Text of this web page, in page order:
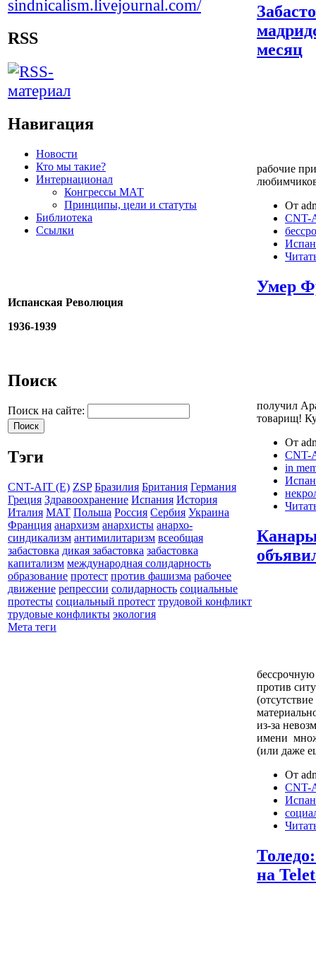
RSS
Навигация
Новости
Кто мы такие?
Интернационал
Конгрессы МАТ
Принципы, цели и статуты
Библиотека
Ссылки
Испанская Революция
1936-1939
Поиск
Поиск на сайте:
Тэги
CNT-AIT (E) ZSP Бразилия Британия Германия
Греция Здравоохранение Испания История
Италия МАТ Польша Россия Сербия Украина
Франция анархизм анархисты анархо-
синдикализм антимилитаризм всеобщая
забастовка дикая забастовка забастовка
капитализм международная солидарность
образование протест против фашизма рабочее
движение репрессии солидарность социальные
протесты социальный протест трудовой конфликт
трудовые конфликты экология
Мета теги
месяц
рабочие
От
CNT-
Умер
получил
товарищ!
От
CNT-
in
бессрочную
против
из-за
имени
(или даже
От
CNT-
на